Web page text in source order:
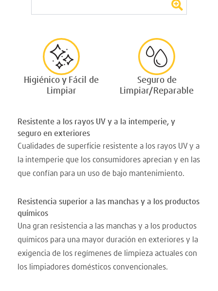
Higiénico y Fácil de
Limpiar
Seguro de
Limpiar/Reparable
Resistente a los rayos UV y a la intemperie, y
seguro en exteriores
Cualidades de superficie resistente a los rayos UV y a
la intemperie que los consumidores aprecian y en las
que confían para un uso de bajo mantenimiento.
Resistencia superior a las manchas y a los productos
químicos
Una gran resistencia a las manchas y a los productos
químicos para una mayor duración en exteriores y la
exigencia de los regímenes de limpieza actuales con
los limpiadores domésticos convencionales.